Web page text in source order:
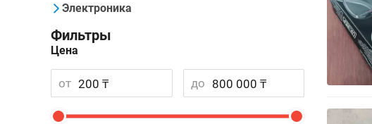
Электроника
Фильтры
Цена
от до